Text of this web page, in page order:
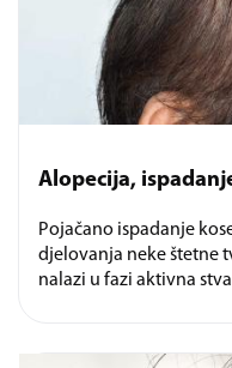
Alopecija,
Pojačano ispadanje
djelovanja neke štetne
nalazi u fazi aktivna